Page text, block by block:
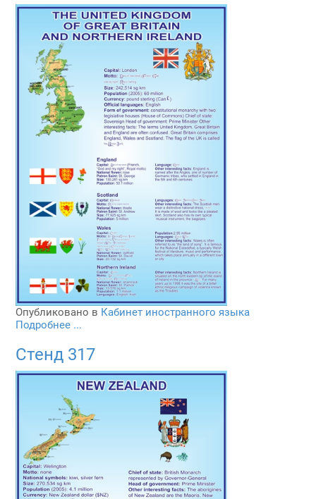
Опубликовано в Кабинет иностранного языка
Подробнее ...
Стенд 317